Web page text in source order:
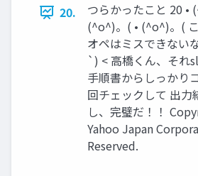
20.
つらかったこと 20 •
(^o^)。( • (^o^)。(
オペはミスできない
`) < 高橋くん、それ
手順書からしっかり
回チェックして 出力
し、完璧だ！！
Yahoo Japan
Reserved.